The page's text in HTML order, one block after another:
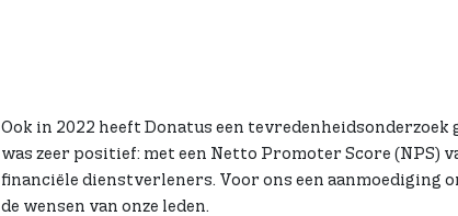
Ook in 2022 heeft Donatus een tevredenheidsonderzoek
was zeer positief: met een Netto Promoter Score (NPS)
financiële dienstverleners. Voor ons een aanmoediging
de wensen van onze leden.